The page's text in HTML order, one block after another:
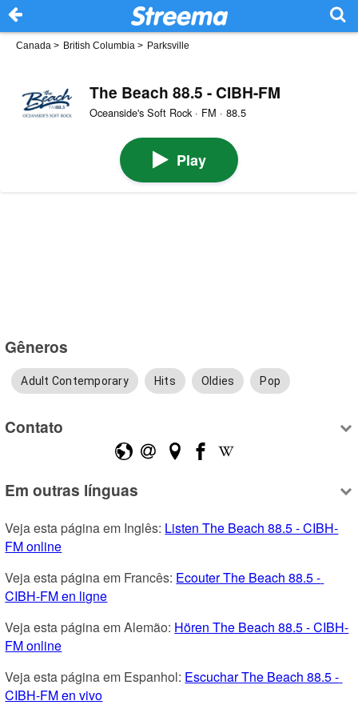
Canada > British Columbia > Parksville
The Beach 88.5 - CIBH-FM
Oceanside's Soft Rock · FM · 88.5
Play
Gêneros
Adult Contemporary Hits Oldies Pop
Contato
Em outras línguas
Veja esta página em Inglês: Listen The Beach 88.5 - CIBH-
FM online
Veja esta página em Francês: Ecouter The Beach 88.5 -
CIBH-FM en ligne
Veja esta página em Alemão: Hören The Beach 88.5 - CIBH-
FM online
Veja esta página em Espanhol: Escuchar The Beach 88.5 -
CIBH-FM en vivo